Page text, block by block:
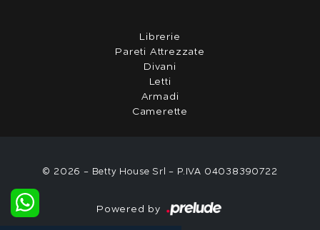
Librerie
Pareti Attrezzate
Divani
Letti
Armadi
Camerette
© 2026 - Betty House Srl - P.IVA 04038390722
Powered by